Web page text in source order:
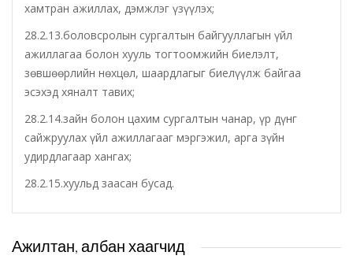
Сэлэнгэ голын сав газрын захиргаа
Орхон аймаг дахь Эрүүл мэндийн даатгалын хэлтэс
Эрдэнэт цэцэрлэгт хүрээлэн ашиглалтын өмнөх
захиргаа
Эрдэнэт шинжлэх ухаан, технологийн парк
хамтран ажиллах, дэмжлэг үзүүлэх;
28.2.13.боловсролын сургалтын байгууллагын үйл
ажиллагаа болон хууль тогтоомжийн биелэлт,
зөвшөөрлийн нөхцөл, шаардлагыг биелүүлж байгаа
эсэхэд хяналт тавих;
28.2.14.зайн болон цахим сургалтын чанар, үр дүнг
сайжруулах үйл ажиллагааг мэргэжил, арга зүйн
удирдлагаар хангах;
28.2.15.хуульд заасан бусад.
Ажилтан, албан хаагчид